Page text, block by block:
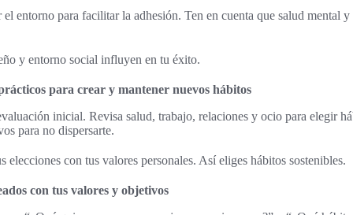
el entorno para facilitar la adhesión. Ten en cuenta que salud mental y
y entorno social influyen en tu éxito.
para crear y mantener nuevos hábitos
inicial. Revisa salud, trabajo, relaciones y ocio para elegir
para no dispersarte.
elecciones con tus valores personales. Así eliges hábitos sostenibles.
con tus valores y objetivos